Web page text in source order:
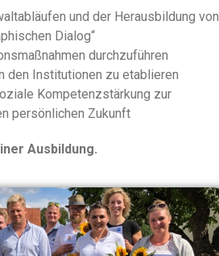
und der Herausbildung von
Dialog“
durchzuführen
den Institutionen zu etablieren
Kompetenzstärkung zur
persönlichen Zukunft
Ausbildung.